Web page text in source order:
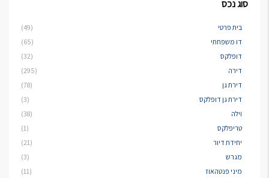
סוג נכס
בית פרטי
(49)
דו משפחתי
(65)
דופלקס
(32)
דירה
(295)
דירת גן
(78)
דירת גן דופלקס
(3)
וילה
(38)
טריפלקס
(1)
יחידת דיור
(21)
מגרש
(3)
מיני פנטהאוז
(11)